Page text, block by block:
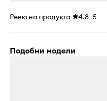
Ревю на продукта 4.8 5
Подобни модели